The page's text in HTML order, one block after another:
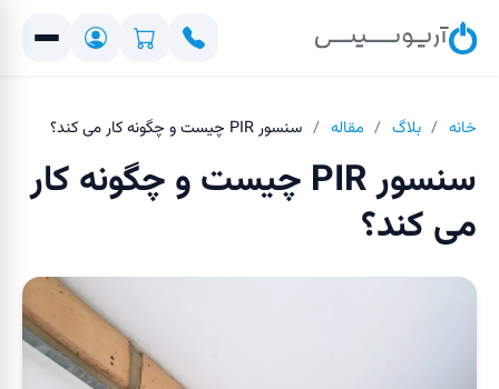
خانه / بلاگ / مقاله / سنسور PIR چیست و چگونه کار می کند؟
سنسور PIR چیست و چگونه کار
می کند؟